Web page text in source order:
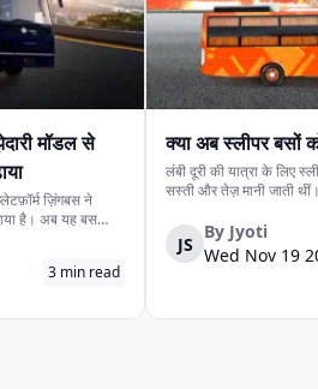
मॉडल से
ज़िंगबस ने
है। अब यह बस
ज़िंगबस कंपनी-के-
...
3 min read
क्या अब स्लीपर बसों
लंबी दूरी की यात्रा के लिए
सस्ती और तेज़ मानी जाती
सवाल खड़ा कर दिया है: क्या
का समय आ गया है? यह सवाल
JS
By Jyoti
Wed Nov 19